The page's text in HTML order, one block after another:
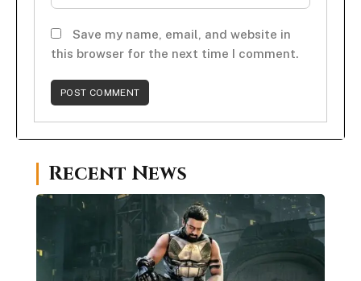
Save my name, email, and website in
this browser for the next time I comment.
Recent News